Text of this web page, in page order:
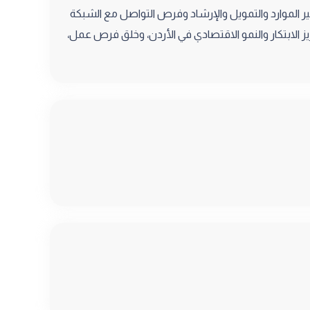
والتمويل والإرشاد وفرص التواصل مع الشبكة
الابتكار والنمو الاقتصادي في الأردن، وخلق فرص عمل،